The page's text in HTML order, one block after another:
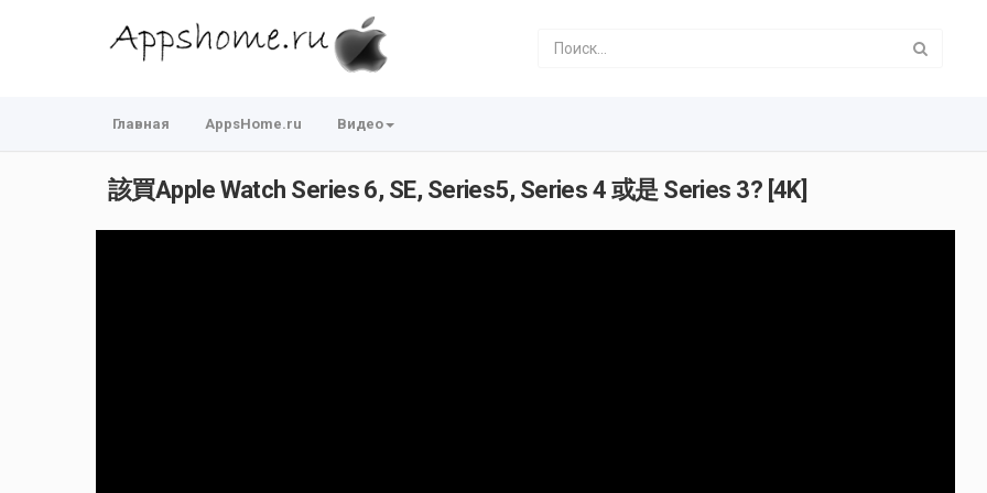
Главная AppsHome.ru Видео
該買Apple Watch Series 6, SE, Series5, Series 4 或是 Series 3? [4K]